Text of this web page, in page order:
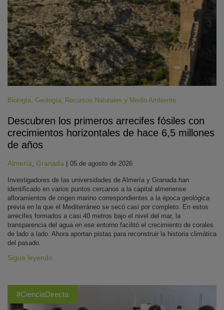
Biología Geología Recursos Naturales y Medio Ambiente
Descubren los primeros arrecifes fósiles con
crecimientos horizontales de hace 6,5 millones
de años
Almería Granada | 05 de agosto de 2026
Investigadores de las universidades de Almería y Granada han
identificado en varios puntos cercanos a la capital almeriense
afloramientos de origen marino correspondientes a la época geológica
previa en la que el Mediterráneo se secó casi por completo. En estos
arrecifes formados a casi 40 metros bajo el nivel del mar, la
transparencia del agua en ese entorno facilitó el crecimiento de corales
de lado a lado. Ahora aportan pistas para reconstruir la historia climática
del pasado.
Sigue leyendo
#CienciaDirecta